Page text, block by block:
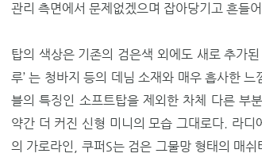
관리 측면에서 문제없겠으며 잡아당기고 흔들
탑의 색상은 기존의 검은색 외에도 새로 추가된
루’ 는 청바지 등의 데님 소재와 매우 흡사한
블의 특징인 소프트탑을 제외한 차체 다른 부
약간 더 커진 신형 미니의 모습 그대로다. 라
의 가로라인, 쿠퍼S는 검은 그물망 형태의 매